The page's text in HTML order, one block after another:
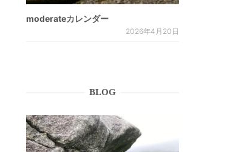
moderateカレンダー
2026年4月20日
BLOG